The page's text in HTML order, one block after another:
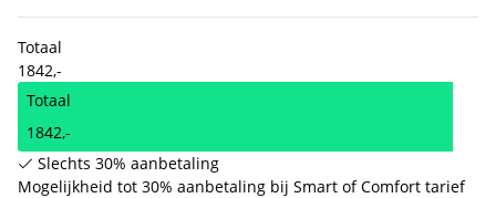
Totaal
1842,-
Totaal
1842,-
Slechts 30% aanbetaling
Mogelijkheid tot 30% aanbetaling bij Smart of Comfort tarief